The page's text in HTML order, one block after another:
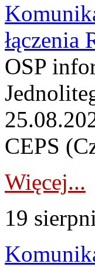
łączenia
OSP
CEPS
Więcej...
19